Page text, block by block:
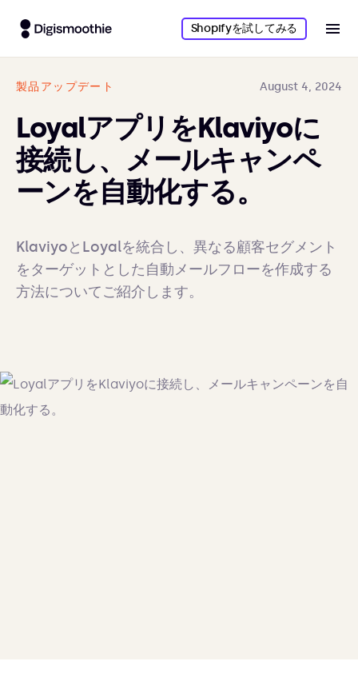
Shopifyを試してみる
製品アップデート August 4, 2024
LoyalアプリをKlaviyoに
接続し、メールキャンペ
ーンを自動化する。
KlaviyoとLoyalを統合し、異なる顧客セグメント
をターゲットとした自動メールフローを作成する
方法についてご紹介します。